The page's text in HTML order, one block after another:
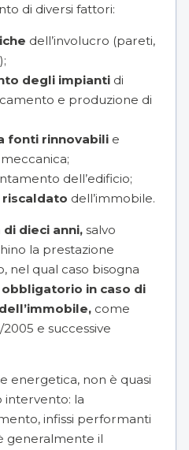
di diversi fattori:
dell’involucro (pareti,
degli impianti di
e produzione di
fonti rinnovabili e
dell’edificio;
dell’immobile.
di dieci anni, salvo
la prestazione
nel qual caso bisogna
in caso di
come
e successive
energetica, non è quasi
intervento: la
infissi performanti
generalmente il